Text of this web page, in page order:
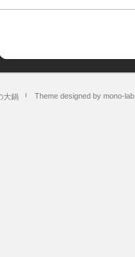
大鍋 Theme designed by mono-lab